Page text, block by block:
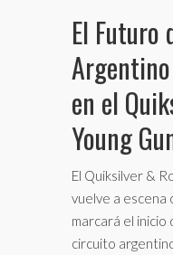
El Futuro
en el
Young
El Quiksilver &
vuelve a escena
marcará el
circuito